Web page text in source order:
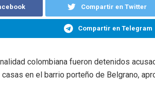
Compartir en Twitter
Compartir en Telegram
colombiana fueron detenidos
en el barrio porteño de Belgrano,